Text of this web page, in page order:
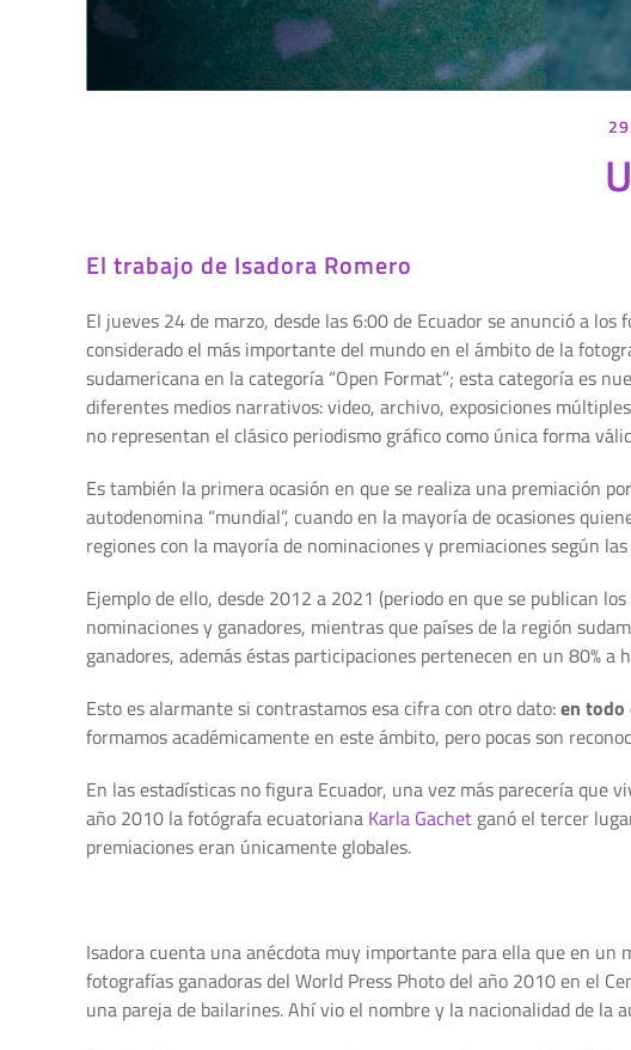
El trabajo de Isadora Romero
El jueves 24 de marzo, desde las 6:00 de Ecuador se anunció a
considerado el más importante del mundo en el ámbito de la
sudamericana en la categoría “Open Format”; esta categoría es
diferentes medios narrativos: video, archivo, exposiciones
no representan el clásico periodismo gráfico como única forma
Es también la primera ocasión en que se realiza una premiación
autodenomina “mundial”, cuando en la mayoría de ocasiones
regiones con la mayoría de nominaciones y premiaciones según las
Ejemplo de ello, desde 2012 a 2021 (periodo en que se publican
nominaciones y ganadores, mientras que países de la región
ganadores, además éstas participaciones pertenecen en un 80%
Esto es alarmante si contrastamos esa cifra con otro dato:en todo
formamos académicamente en este ámbito, pero pocas son
En las estadísticas no figura Ecuador, una vez más parecería que
año 2010 la fotógrafa ecuatoriana Karla Gachet ganó el tercer
premiaciones eran únicamente globales.
Isadora cuenta una anécdota muy importante para ella que en un
fotografías ganadoras del World Press Photo del año 2010 en el
una pareja de bailarines. Ahí vio el nombre y la nacionalidad de la